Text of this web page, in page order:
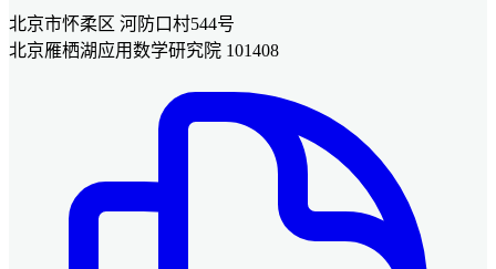
北京市怀柔区 河防口村544号
北京雁栖湖应用数学研究院 101408